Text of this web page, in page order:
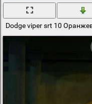
Dodge viper srt 10